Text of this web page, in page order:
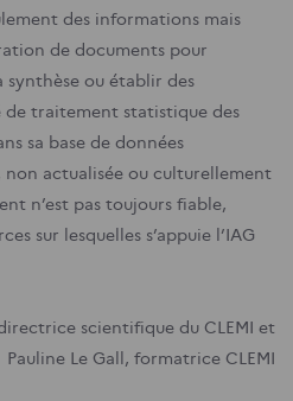
des informations mais
de documents pour
synthèse ou établir des
de traitement statistique des
sa base de données
actualisée ou culturellement
n’est pas toujours fiable,
sur lesquelles s’appuie l’IAG
scientifique du CLEMI et
Pauline Le Gall, formatrice CLEMI